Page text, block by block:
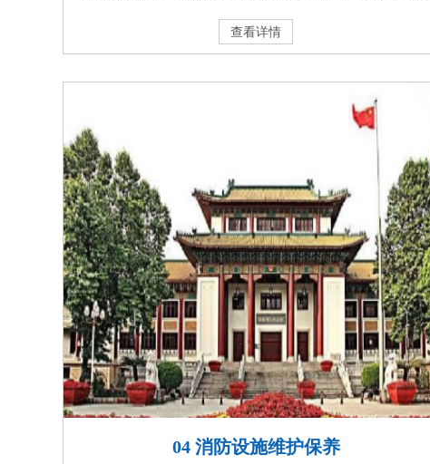
当完整准确，存档备查；”。《消防安全责任制实施办法》第十
五条、《机关、团体、企业、事业单位消防安全管理规定》第
十七条均明确规定···
查看详情
04 消防设施维护保养